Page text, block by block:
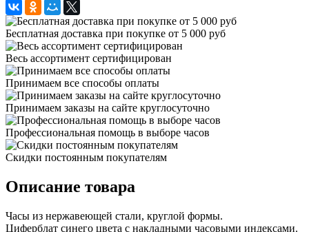
Бесплатная доставка при покупке от 5 000 руб
Весь ассортимент сертифицирован
Принимаем все способы оплаты
Принимаем заказы на сайте круглосуточно
Профессиональная помощь в выборе часов
Скидки постоянным покупателям
Описание товара
Часы из нержавеющей стали, круглой формы.
Циферблат синего цвета с накладными часовыми индексами.